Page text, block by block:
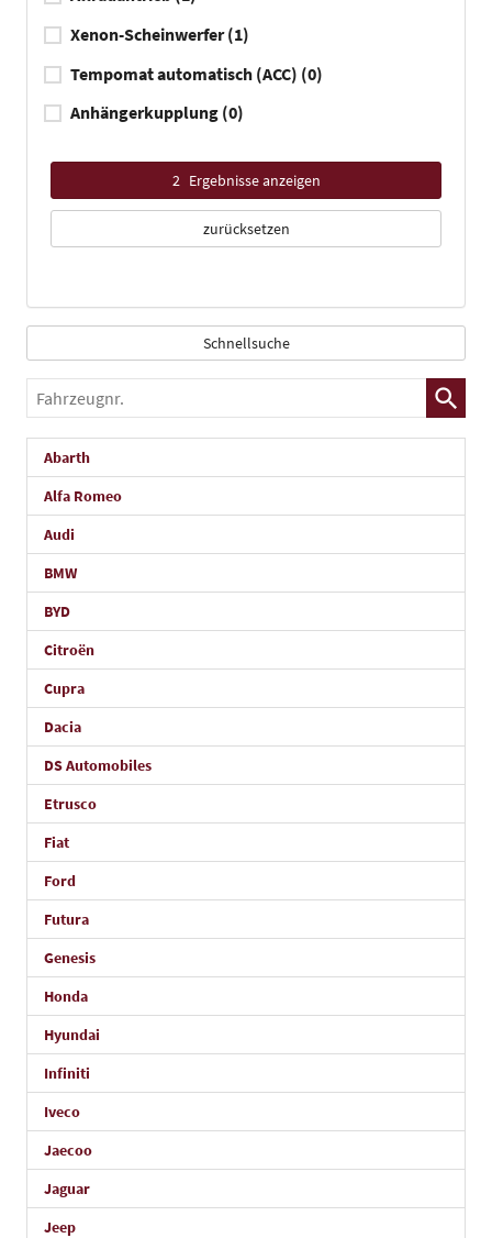
Xenon-Scheinwerfer(1)
Tempomat automatisch (ACC) (0)
Anhängerkupplung (0)
2 Ergebnisse anzeigen
zurücksetzen
Schnellsuche
Fahrzeugnr.
Abarth
Alfa Romeo
Audi
BMW
BYD
Citroën
Cupra
Dacia
DS Automobiles
Etrusco
Fiat
Ford
Futura
Genesis
Honda
Hyundai
Infiniti
Iveco
Jaecoo
Jaguar
Jeep